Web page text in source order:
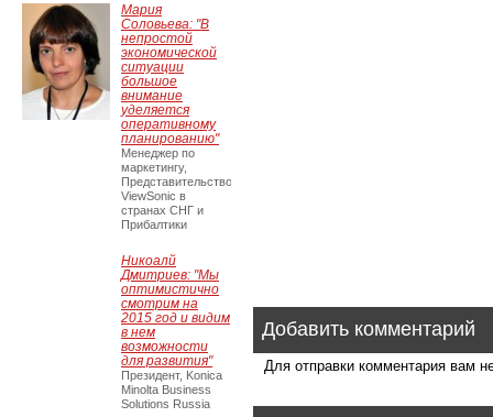
Добавить комментарий
Для отправки комментария вам
Мария
Соловьева: "В
непростой
экономической
ситуации
большое
внимание
уделяется
оперативному
планированию"
Менеджер по
маркетингу,
Представительство
ViewSonic в
странах СНГ и
Прибалтики
Никоалй
Дмитриев: "Мы
оптимистично
смотрим на
2015 год и видим
в нем
возможности
для развития"
Президент, Konica
Minolta Business
Solutions Russia